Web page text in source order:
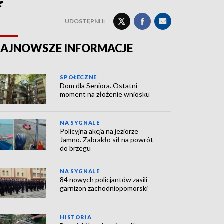
UDOSTĘPNIJ:
INFORMACJE
SPOŁECZNE
Dom dla Seniora. Ostatni
moment na złożenie wniosku
NA SYGNALE
Policyjna akcja na jeziorze
Jamno. Zabrakło sił na powrót
do brzegu
NA SYGNALE
84 nowych policjantów zasili
garnizon zachodniopomorski
HISTORIA